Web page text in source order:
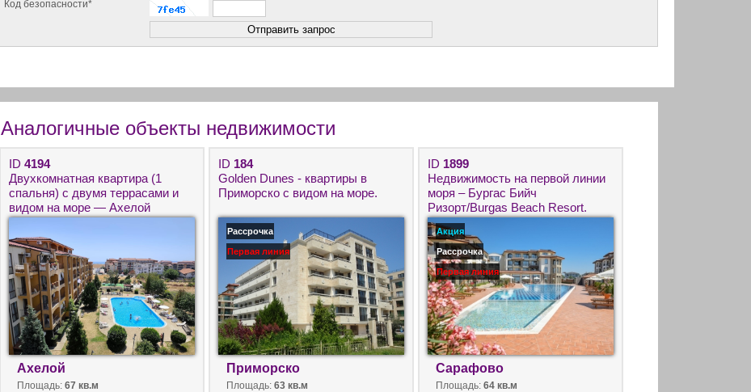
Код безопасности*
Аналогичные объекты недвижимости
ID 4194
Двухкомнатная квартира (1
спальня) с двумя террасами и
видом на море — Ахелой
Ахелой
Площадь: 67 кв.м
ID 184
Golden Dunes - квартиры в
Приморско с видом на море.
Рассрочка
Первая линия
Приморско
Площадь: 63 кв.м
ID 1899
Недвижимость на первой линии
моря – Бургас Бийч
Ризорт/Burgas Beach Resort.
Квартиры в Сарафово для
круглогодичного проживания.
Акция
Рассрочка
Первая линия
Сарафово
Площадь: 64 кв.м